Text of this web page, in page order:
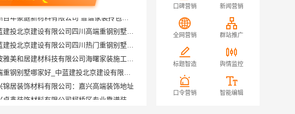
中蓝建投北京建设有限公司四川高端重钢别墅优选指南
中蓝建投北京建设有限公司四川热门重钢别墅价格参考
宁波雅美和居建材科技有限公司海曙家装施工线下门店地址
高端重钢别墅哪家好_中蓝建投北京建设有限公司四川
锦居装饰材料有限公司：嘉兴高端装饰地址
绍兴卓鑫装饰材料有限公司柯桥区专业靠谱装修施工队
口碑营销 新闻营销
全网营销 群站推广
标题智造 舆情监控
口令营销 智能编辑